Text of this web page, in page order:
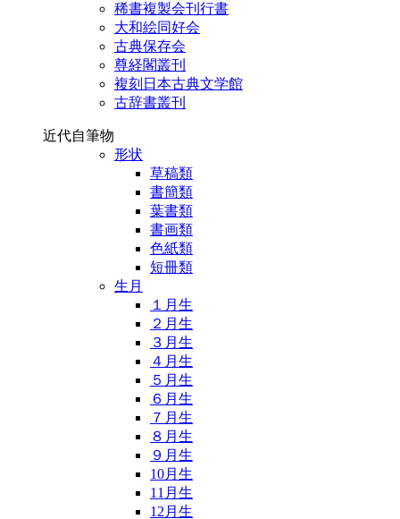
稀書複製会刊行書
大和絵同好会
古典保存会
尊経閣叢刊
複刻日本古典文学館
古辞書叢刊
近代自筆物
形状
草稿類
書簡類
葉書類
書画類
色紙類
短冊類
生月
１月生
２月生
３月生
４月生
５月生
６月生
７月生
８月生
９月生
10月生
11月生
12月生